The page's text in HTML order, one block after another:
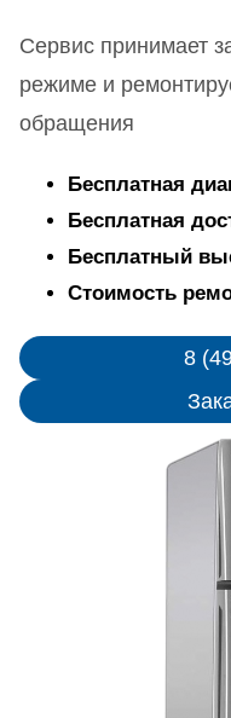
Сервис принимает
режиме и
обращения
Бесплатная
Бесплатная
Бесплатный
Стоимость
8